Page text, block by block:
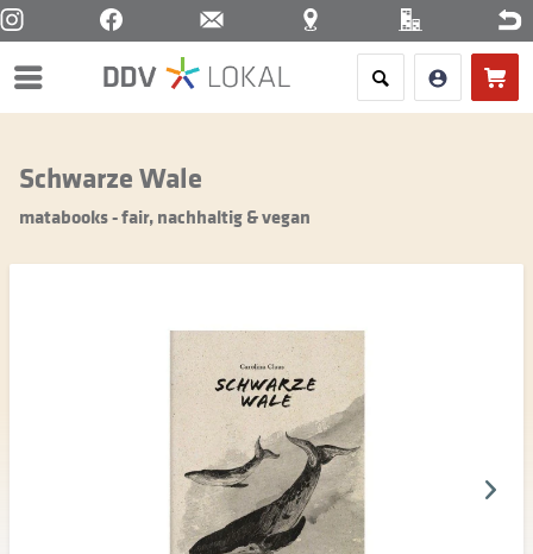
Menü
Schwarze Wale
matabooks - fair, nachhaltig & vegan